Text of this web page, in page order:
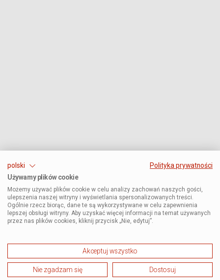
polski
Polityka prywatności
Używamy plików cookie
Możemy używać plików cookie w celu analizy zachowań naszych gości,
ulepszenia naszej witryny i wyświetlania spersonalizowanych treści.
Ogólnie rzecz biorąc, dane te są wykorzystywane w celu zapewnienia
lepszej obsługi witryny. Aby uzyskać więcej informacji na temat używanych
przez nas plików cookies, kliknij przycisk „Nie, edytuj”.
Akceptuj wszystko
Nie zgadzam się Dostosuj